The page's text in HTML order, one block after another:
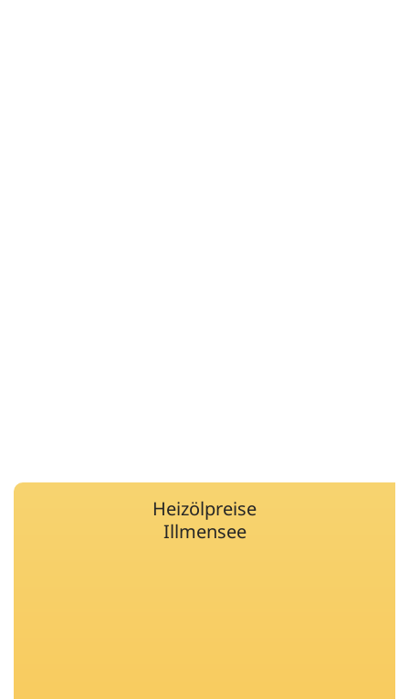
Heizölpreise
Illmensee